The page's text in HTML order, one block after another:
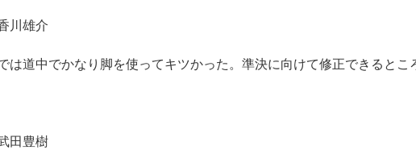
川雄介
は道中でかなり脚を使ってキツかった。準決に向けて修正できるとこ
田豊樹